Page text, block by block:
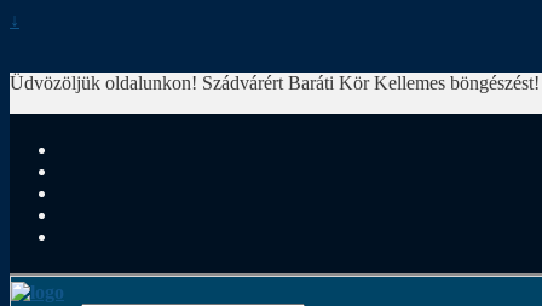
↓
Üdvözöljük oldalunkon! Szádvárért Baráti Kör Kellemes